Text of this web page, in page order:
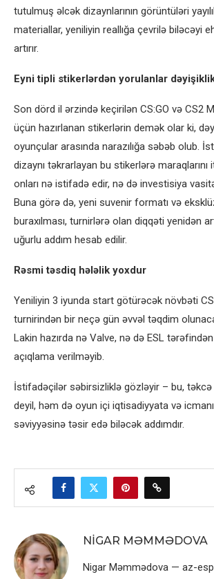
tutulmuş əlcək dizaynlarının görüntüləri
materiallar, yeniliyin reallığa çevrilə biləcəyi
artırır.
Eyni tipli stikerlərdən yorulanlar
Son dörd il ərzində keçirilən CS:GO və CS2
üçün hazırlanan stikerlərin demək olar ki,
oyunçular arasında narazılığa səbəb olub.
dizaynı təkrarlayan bu stikerlərə maraqlarını
onları nə istifadə edir, nə də investisiya
Buna görə də, yeni suvenir formatı və
buraxılması, turnirlərə olan diqqəti yenidən
uğurlu addım hesab edilir.
Rəsmi təsdiq hələlik yoxdur
Yeniliyin 3 iyunda start götürəcək növbəti
turnirindən bir neçə gün əvvəl təqdim
Lakin hazırda nə Valve, nə də ESL
açıqlama verilməyib.
İstifadəçilər səbirsizliklə gözləyir – bu, təkcə
deyil, həm də oyun içi iqtisadiyyata və
səviyyəsinə təsir edə biləcək addımdır.
NIGAR MƏMMƏDOVA
Nigar Məmmədova — az-